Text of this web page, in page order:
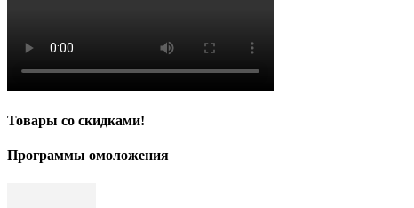
Товары со скидками!
Программы омоложения